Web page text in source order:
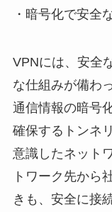
・暗号化で安全
VPNには、安全
な仕組みが備わ
通信情報の暗号
確保するトンネ
意識したネット
トワーク先から
きも、安全に接